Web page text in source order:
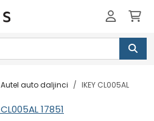
Autel auto daljinci IKEY CL005AL